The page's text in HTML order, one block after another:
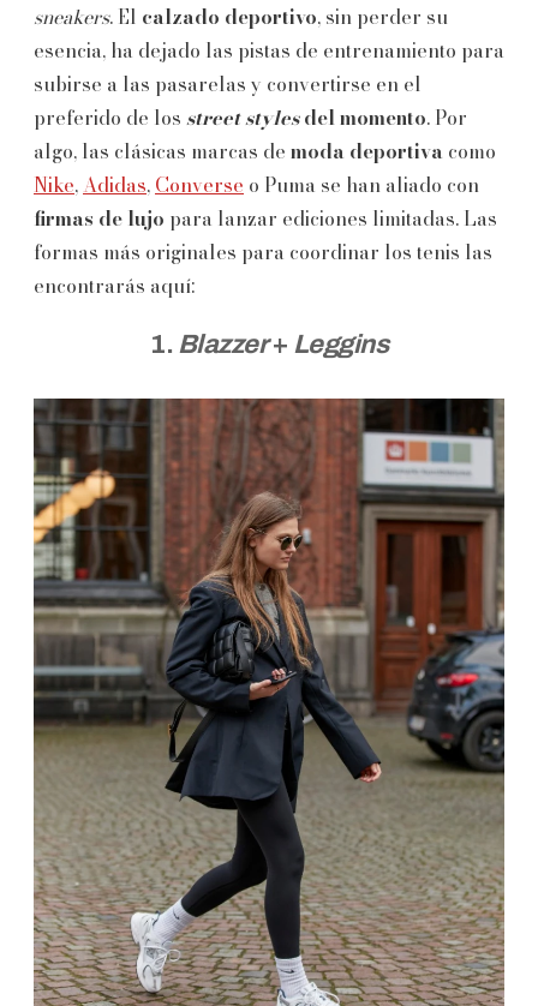
sneakers. El calzado deportivo, sin perder su
esencia, ha dejado las pistas de entrenamiento para
subirse a las pasarelas y convertirse en el
preferido de los street stylesdel momento. Por
algo, las clásicas marcas de moda deportiva como
Nike,Adidas, Converse o Puma se han aliado con
firmas de lujo para lanzar ediciones limitadas. Las
formas más originales para coordinar los tenis las
encontrarás aquí:
1. Blazzer+ Leggins